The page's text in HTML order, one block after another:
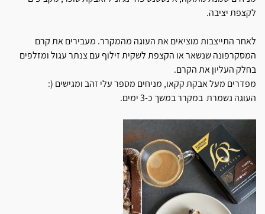
לקצפת יציבה.
לאחר התייצבות מוציאים את העוגה מהמקרר. מעבירים את קרם
המסקרפונה שנשאר או הקצפת לשקית זילוף עם צנתר עגול ומזלפים
בחלק העליון את הקרם.
מפדרים מעל אבקת קקאו, מניחים מספר עלי זהב ומגישים (:
העוגה נשמרת במקרר במשך כ-3 ימים.